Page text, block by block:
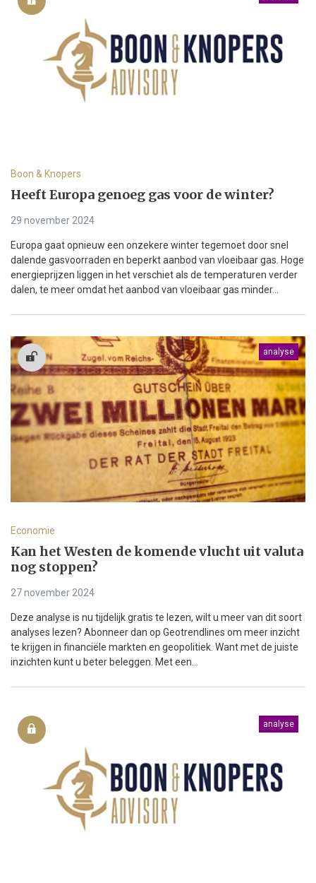
Boon & Knopers
Heeft Europa genoeg gas voor de winter?
29 november 2024
Europa gaat opnieuw een onzekere winter tegemoet door snel
dalende gasvoorraden en beperkt aanbod van vloeibaar gas. Hoge
energieprijzen liggen in het verschiet als de temperaturen verder
dalen, te meer omdat het aanbod van vloeibaar gas minder...
analyse
Economie
Kan het Westen de komende vlucht uit valuta
nog stoppen?
27 november 2024
Deze analyse is nu tijdelijk gratis te lezen, wilt u meer van dit soort
analyses lezen? Abonneer dan op Geotrendlines om meer inzicht
te krijgen in financiële markten en geopolitiek. Want met de juiste
inzichten kunt u beter beleggen. Met een...
analyse